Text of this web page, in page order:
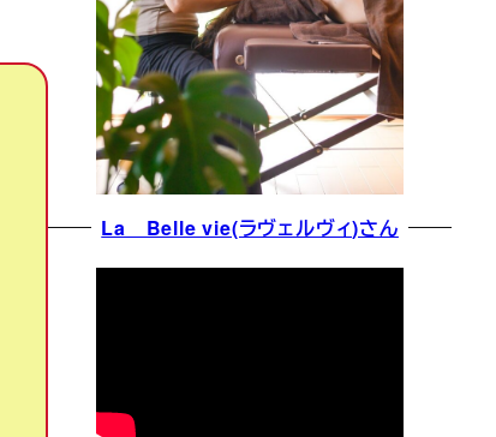
La Belle vie(ラヴェルヴィ)さん